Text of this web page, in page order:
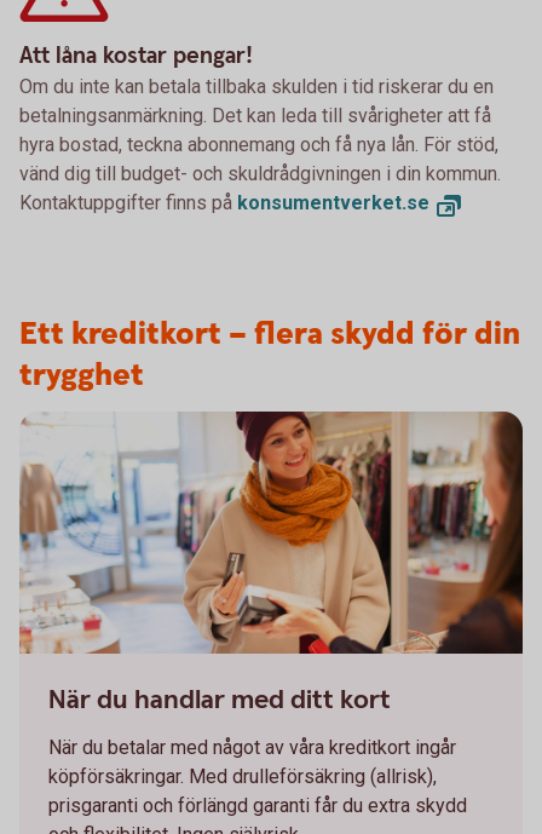
Att låna kostar pengar!
Om du inte kan betala tillbaka skulden i tid riskerar du en
betalningsanmärkning. Det kan leda till svårigheter att få
hyra bostad, teckna abonnemang och få nya lån. För stöd,
vänd dig till budget- och skuldrådgivningen i din kommun.
Kontaktuppgifter finns på konsumentverket.se
Ett kreditkort – flera skydd för din
trygghet
När du handlar med ditt kort
När du betalar med något av våra kreditkort ingår
köpförsäkringar. Med drulleförsäkring (allrisk),
prisgaranti och förlängd garanti får du extra skydd